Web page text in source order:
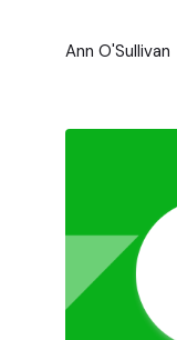
Ann O'Sullivan